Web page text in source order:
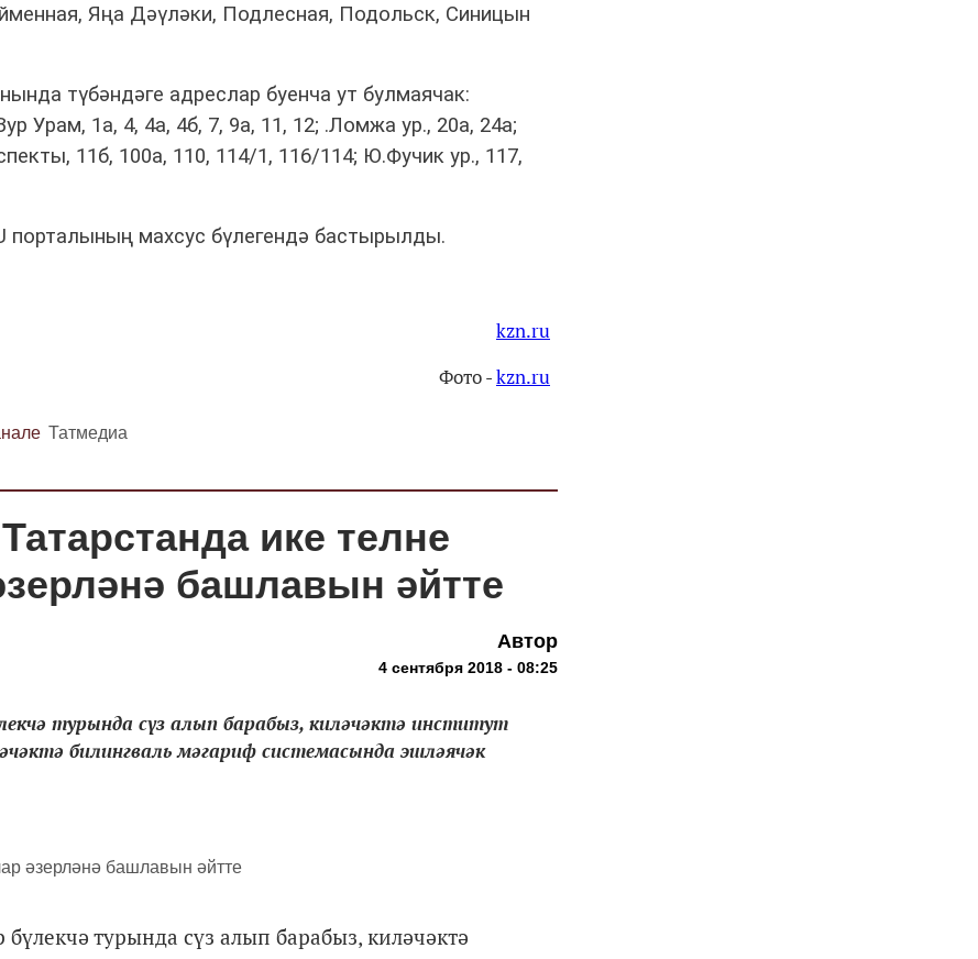
Яңа Дәүләки, Подлесная, Подольск, Синицын
түбәндәге адреслар буенча ут булмаячак:
Урам, 1а, 4, 4а, 4б, 7, 9а, 11, 12; .Ломжа ур., 20а, 24а;
11б, 100а, 110, 114/1, 116/114; Ю.Фучик ур., 117,
порталының махсус бүлегендә бастырылды.
kzn.ru
Фото -kzn.ru
Татмедиа
ике телне
башлавын әйтте
Автор
4 сентября 2018 - 08:25
турында сүз алып барабыз, киләчәктә институт
билингваль мәгариф системасында эшләячәк
турында сүз алып барабыз, киләчәктә